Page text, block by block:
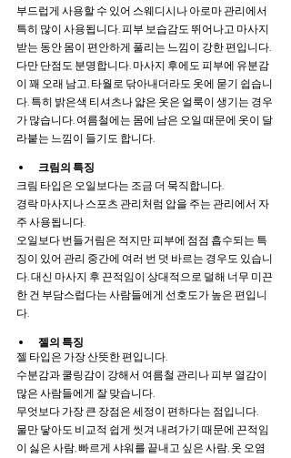
부드럽게 사용할 수 있어 스웨디시나 아로마 관리에서
특히 많이 사용됩니다. 피부 보습감도 뛰어나고 마사지
받는 동안 몸이 편안하게 풀리는 느낌이 강한 편입니다.
다만 단점도 분명합니다. 마사지 후에도 피부에 유분감
이 꽤 오래 남고, 타월로 닦아내더라도 옷에 묻기 쉽습니
다. 특히 밝은색 티셔츠나 얇은 옷은 얼룩이 생기는 경우
가 많습니다. 여름철에는 몸에 남은 오일 때문에 옷이 달
라붙는 느낌이 들기도 합니다.
크림의 특징
크림 타입은 오일보다는 조금 더 묵직합니다.
경락 마사지나 스포츠 관리처럼 압을 주는 관리에서 자
주 사용됩니다.
오일보다 번들거림은 적지만 피부에 점점 흡수되는 특
징이 있어 관리 중간에 여러 번 덧 바르는 경우도 있습니
다. 대신 마사지 후 끈적임이 상대적으로 덜해 너무 미끈
한 건 부담스럽다는 사람들에게 선호도가 높은 편입니
다.
젤의 특징
젤 타입은 가장 산뜻한 편입니다.
수분감과 쿨링감이 강해서 여름철 관리나 피부 열감이
많은 사람들에게 잘 맞습니다.
무엇보다 가장 큰 장점은 세정이 편하다는 점입니다.
물만 닿아도 비교적 쉽게 씻겨 내려가기 때문에 끈적임
이 싫은 사람, 빠르게 샤워를 끝내고 싶은 사람, 옷 오염